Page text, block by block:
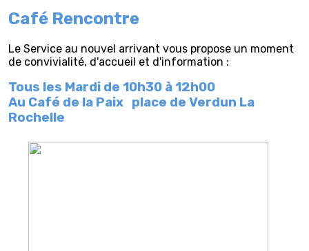
Café Rencontre
Le Service au nouvel arrivant vous propose un moment
de convivialité, d'accueil et d'information :
Tous les Mardi de 10h30 à 12h00
Au Café de la Paix place de Verdun La
Rochelle